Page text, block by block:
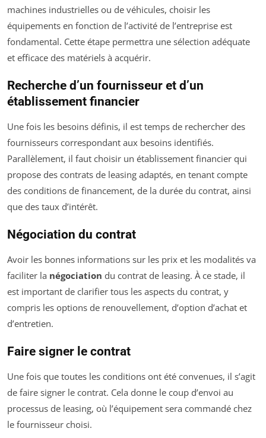
machines industrielles ou de véhicules, choisir les
équipements en fonction de l’activité de l’entreprise est
fondamental. Cette étape permettra une sélection adéquate
et efficace des matériels à acquérir.
Recherche d’un fournisseur et d’un
établissement financier
Une fois les besoins définis, il est temps de rechercher des
fournisseurs correspondant aux besoins identifiés.
Parallèlement, il faut choisir un établissement financier qui
propose des contrats de leasing adaptés, en tenant compte
des conditions de financement, de la durée du contrat, ainsi
que des taux d’intérêt.
Négociation du contrat
Avoir les bonnes informations sur les prix et les modalités va
faciliter la négociation du contrat de leasing. À ce stade, il
est important de clarifier tous les aspects du contrat, y
compris les options de renouvellement, d’option d’achat et
d’entretien.
Faire signer le contrat
Une fois que toutes les conditions ont été convenues, il s’agit
de faire signer le contrat. Cela donne le coup d’envoi au
processus de leasing, où l’équipement sera commandé chez
le fournisseur choisi.